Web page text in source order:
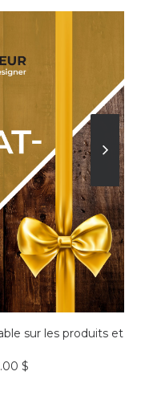
sur les produits et
$